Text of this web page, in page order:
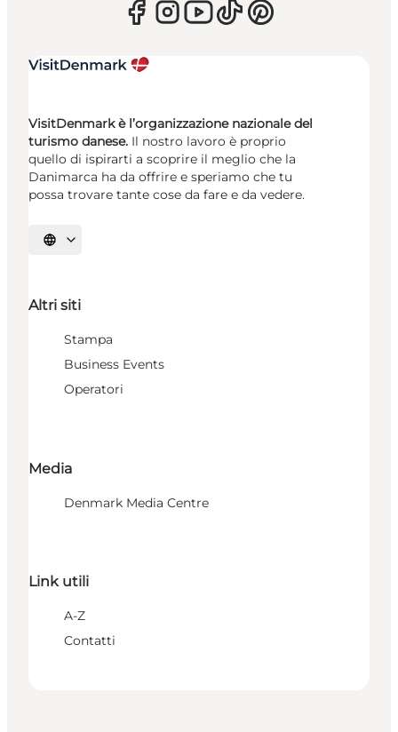
VisitDenmark è l’organizzazione nazionale del
turismo danese. Il nostro lavoro è proprio
quello di ispirarti a scoprire il meglio che la
Danimarca ha da offrire e speriamo che tu
possa trovare tante cose da fare e da vedere.
Seleziona la lingua
Altri siti
Stampa
Business Events
Operatori
Media
Denmark Media Centre
Link utili
A-Z
Contatti